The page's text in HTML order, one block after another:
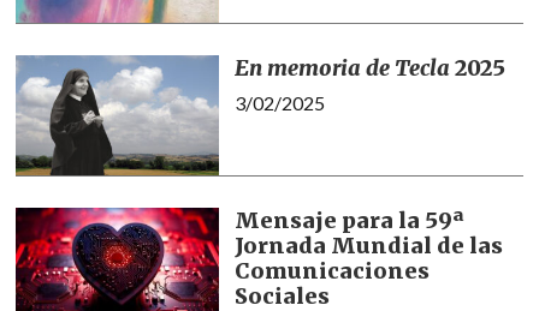
En memoria de Tecla 2025
3/02/2025
Mensaje para la 59ª
Jornada Mundial de las
Comunicaciones
Sociales